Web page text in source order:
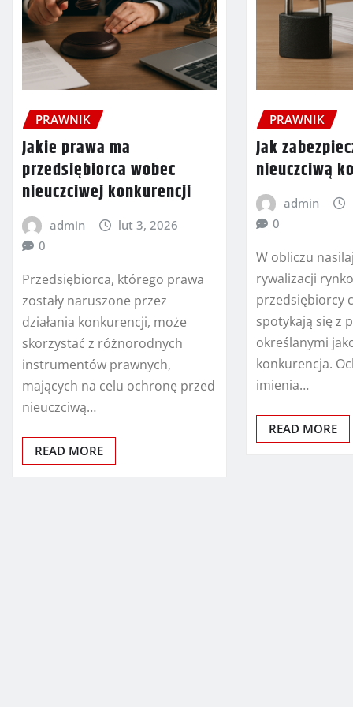
PRAWNIK
Jakie prawa ma
przedsiębiorca wobec
nieuczciwej konkurencji
admin
lut 3, 2026
0
Przedsiębiorca, którego prawa
zostały naruszone przez
działania konkurencji, może
skorzystać z różnorodnych
instrumentów prawnych,
mających na celu ochronę przed
nieuczciwą…
READ MORE
PRAWNIK
Jak
nieuczciwą
admin
0
W obliczu
rywalizacji
przedsiębiorcy
spotykają się z
określanymi
konkurencja.
imienia…
READ MORE